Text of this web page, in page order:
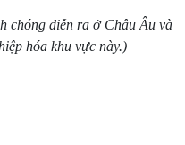
chóng diễn ra ở Châu Âu và
hóa khu vực này.)